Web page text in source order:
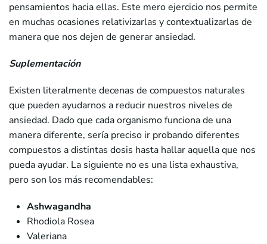
pensamientos hacia ellas. Este mero ejercicio nos permite
en muchas ocasiones relativizarlas y contextualizarlas de
manera que nos dejen de generar ansiedad.
Suplementación
Existen literalmente decenas de compuestos naturales
que pueden ayudarnos a reducir nuestros niveles de
ansiedad. Dado que cada organismo funciona de una
manera diferente, sería preciso ir probando diferentes
compuestos a distintas dosis hasta hallar aquella que nos
pueda ayudar. La siguiente no es una lista exhaustiva,
pero son los más recomendables:
Ashwagandha
Rhodiola Rosea
Valeriana